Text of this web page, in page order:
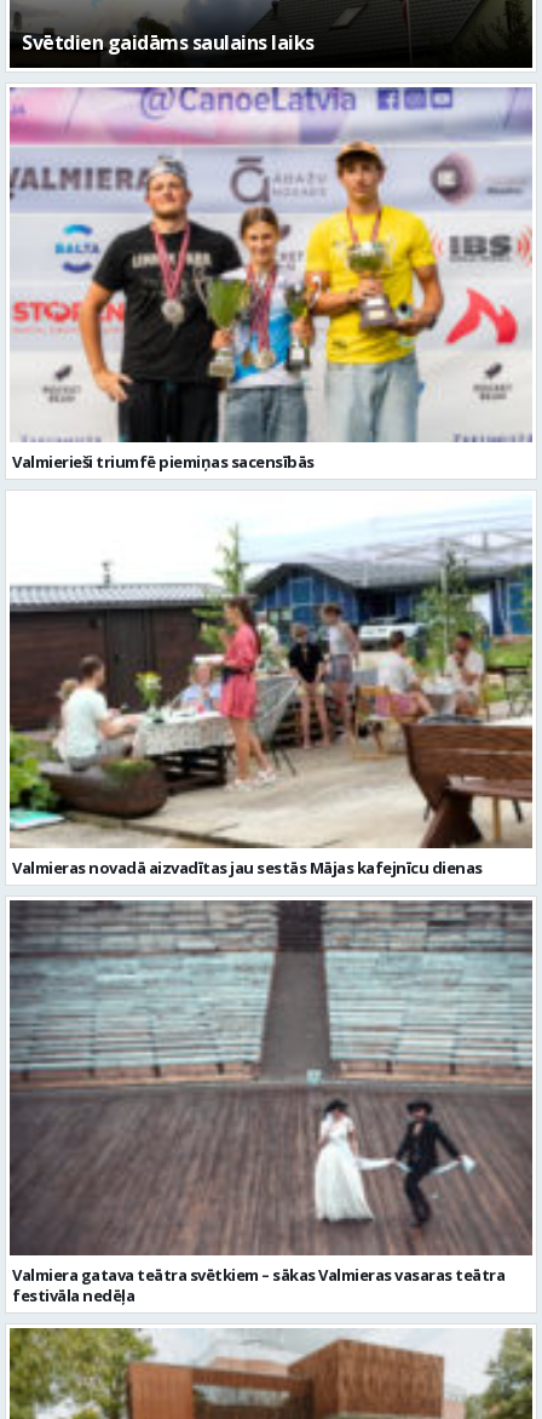
Svētdien gaidāms saulains laiks
Valmierieši triumfē piemiņas sacensībās
Valmieras novadā aizvadītas jau sestās Mājas kafejnīcu dienas
Valmiera gatava teātra svētkiem – sākas Valmieras vasaras teātra
festivāla nedēļa